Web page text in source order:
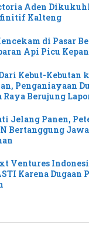
Aden
Kalteng
di Pasar
Api Picu
Kebut-Kebutan
Penganiayaan
Raya Berujung
Jelang Panen,
Bertanggung
Ventures
Karena Dugaan